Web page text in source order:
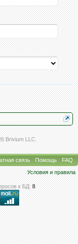
Brivium LLC.
связь Помощь
FAQ
Условия и правила
к БД: 8